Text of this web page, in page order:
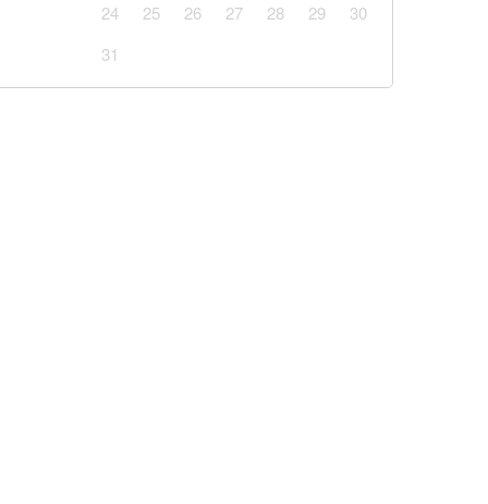
по мосту у Чернігівській області: деталі
24
25 26 27 28 29
30
31